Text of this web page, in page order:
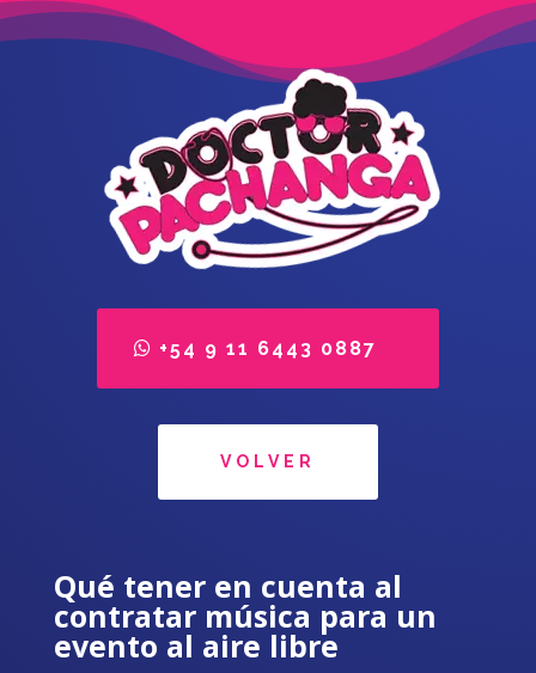
+54 9 11 6443 0887
VOLVER
Qué tener en cuenta al
contratar música para un
evento al aire libre